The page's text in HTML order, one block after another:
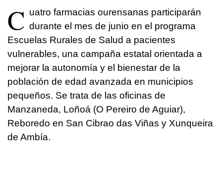
C uatro farmacias ourensanas participarán
durante el mes de junio en el programa
Escuelas Rurales de Salud a pacientes
vulnerables, una campaña estatal orientada a
mejorar la autonomía y el bienestar de la
población de edad avanzada en municipios
pequeños. Se trata de las oficinas de
Manzaneda, Loñoá (O Pereiro de Aguiar),
Reboredo en San Cibrao das Viñas y Xunqueira
de Ambía.